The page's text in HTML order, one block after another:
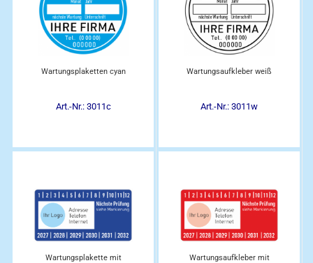
Wartungsplaketten cyan
Art.-Nr.: 3011c
Wartungsaufkleber weiß
Art.-Nr.: 3011w
Wartungsplakette mit
Wartungsaufkleber mit